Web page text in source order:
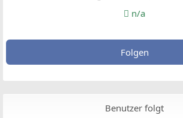
n/a
Folgen
Benutzer folgt